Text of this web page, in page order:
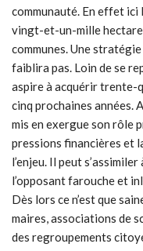
communauté. En effet
vingt-et-un-mille
communes. Une
faiblira pas. Loin de se
aspire à acquérir trente-
cinq prochaines années.
mis en exergue son rôle
pressions financières et
l’enjeu. Il peut
l’opposant farouche et
Dès lors ce n’est que
maires, associations de
des regroupements